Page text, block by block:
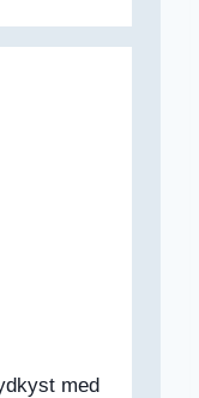
med